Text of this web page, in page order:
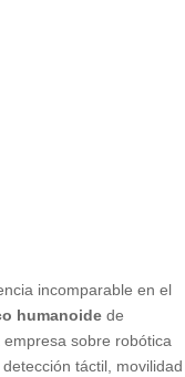
incomparable en el
humanoide de
sobre robótica
táctil, movilidad